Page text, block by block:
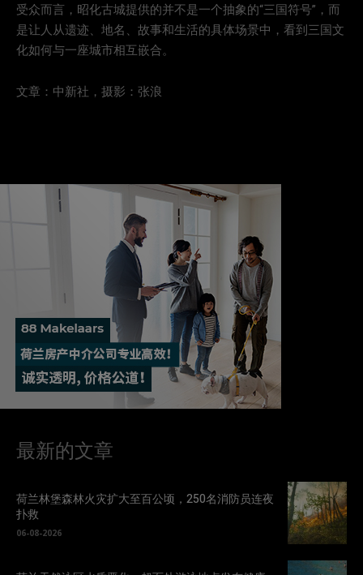
受众而言，昭化古城提供的并不是一个抽象的“三国符号”，而
是让人从遗迹、地名、故事和生活的具体场景中，看到三国文
化如何与一座城市相互嵌合。
文章：中新社，摄影：张浪
最新的文章
荷兰林堡森林火灾扩大至百公顷，250名消防员连夜
扑救
06-08-2026